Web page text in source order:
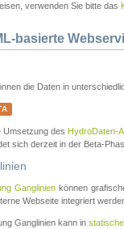
verwenden Sie bitte das
basierte
die Daten in
Umsetzung des HydroDaten-
sich derzeit in der Beta-
Ganglinien können
Webseite integriert
Ganglinien kann in